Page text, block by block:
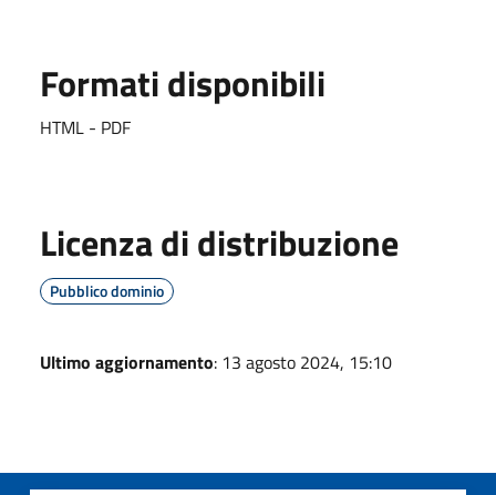
Formati disponibili
HTML - PDF
Licenza di distribuzione
Pubblico dominio
Ultimo aggiornamento: 13 agosto 2024, 15:10